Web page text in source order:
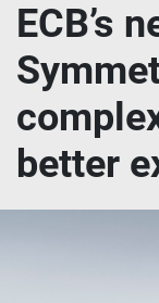
ECB’s
better